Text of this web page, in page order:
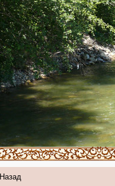
Назад